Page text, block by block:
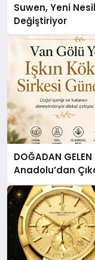
Suwen, Yeni
Değiştiriyor
DOĞADAN GELEN
Anadolu’dan
Gölü Yöresel